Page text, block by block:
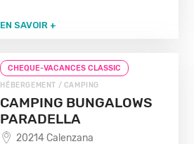
EN SAVOIR +
CHEQUE-VACANCES CLASSIC
HÉBERGEMENT / CAMPING
CAMPING BUNGALOWS
PARADELLA
20214 Calenzana